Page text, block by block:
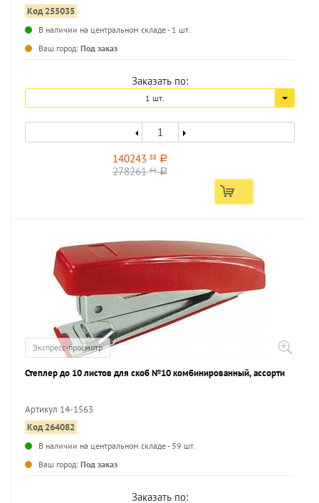
Код 255035
В наличии на центральном складе - 1 шт.
Ваш город: Под заказ
Заказать по:
1 шт.
140243 88 a
27826166 a
Экспресс-просмотр
Степлер до 10 листов для скоб №10 комбинированный, ассорти
Артикул 14-1563
Код 264082
В наличии на центральном складе - 59 шт.
Ваш город: Под заказ
Заказать по: